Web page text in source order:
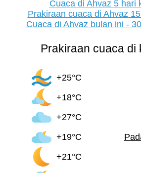
Cuaca di Ahvaz 5 hari
Prakiraan cuaca di Ahvaz
Cuaca di Ahvaz bulan ini -
Prakiraan cuaca di
+25°C
+18°C
+27°C
+19°C
+21°C